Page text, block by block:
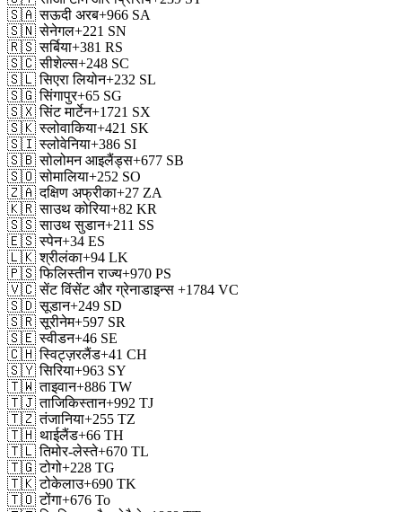
🇸🇦 सऊदी अरब+966 SA
🇸🇳 सेनेगल+221 SN
🇷🇸 सर्बिया+381 RS
🇸🇨 सीशेल्स+248 SC
🇸🇱 सिएरा लियोन+232 SL
🇸🇬 सिंगापुर+65 SG
🇸🇽 सिंट मार्टेन+1721 SX
🇸🇰 स्लोवाकिया+421 SK
🇸🇮 स्लोवेनिया+386 SI
🇸🇧 सोलोमन आइलैंड्स+677 SB
🇸🇴 सोमालिया+252 SO
🇿🇦 दक्षिण अफ्रीका+27 ZA
🇰🇷 साउथ कोरिया+82 KR
🇸🇸 साउथ सुडान+211 SS
🇪🇸 स्पेन+34 ES
🇱🇰 श्रीलंका+94 LK
🇵🇸 फिलिस्तीन राज्य+970 PS
🇻🇨 सेंट विंसेंट और ग्रेनाडाइन्स +1784 VC
🇸🇩 सूडान+249 SD
🇸🇷 सूरीनेम+597 SR
🇸🇪 स्वीडन+46 SE
🇨🇭 स्विट्ज़रलैंड+41 CH
🇸🇾 सिरिया+963 SY
🇹🇼 ताइवान+886 TW
🇹🇯 ताजिकिस्तान+992 TJ
🇹🇿 तंजानिया+255 TZ
🇹🇭 थाईलैंड+66 TH
🇹🇱 तिमोर-लेस्ते+670 TL
🇹🇬 टोगो+228 TG
🇹🇰 टोकेलाउ+690 TK
🇹🇴 टोंगा+676 To